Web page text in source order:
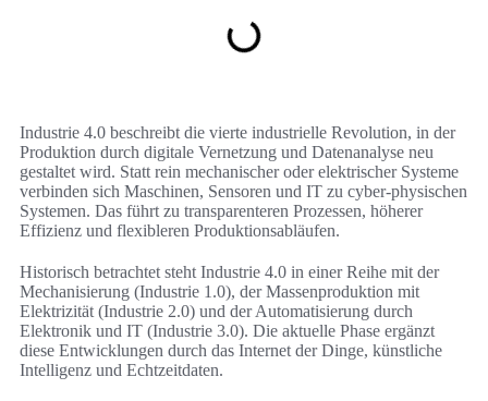
Industrie 4.0 beschreibt die vierte industrielle Revolution, in der
Produktion durch digitale Vernetzung und Datenanalyse neu
gestaltet wird. Statt rein mechanischer oder elektrischer Systeme
verbinden sich Maschinen, Sensoren und IT zu cyber-physischen
Systemen. Das führt zu transparenteren Prozessen, höherer
Effizienz und flexibleren Produktionsabläufen.
Historisch betrachtet steht Industrie 4.0 in einer Reihe mit der
Mechanisierung (Industrie 1.0), der Massenproduktion mit
Elektrizität (Industrie 2.0) und der Automatisierung durch
Elektronik und IT (Industrie 3.0). Die aktuelle Phase ergänzt
diese Entwicklungen durch das Internet der Dinge, künstliche
Intelligenz und Echtzeitdaten.